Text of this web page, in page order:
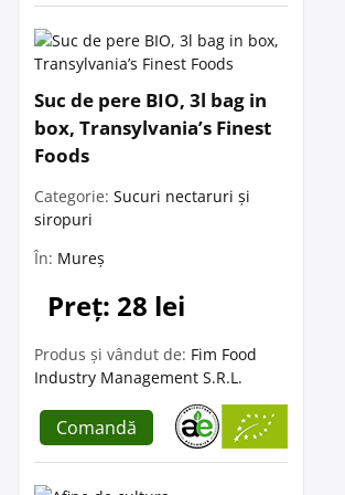
Suc de pere BIO, 3l bag in
box, Transylvania’s Finest
Foods
Categorie: Sucuri nectaruri și
siropuri
În: Mureș
Preț: 28 lei
Produs și vândut de: Fim Food
Industry Management S.R.L.
Comandă